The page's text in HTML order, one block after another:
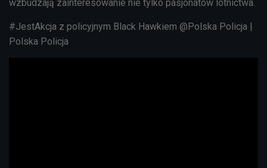
wzbudzają zainteresowanie nie tylko pasjonatów lotnictwa.
#JestAkcja z policyjnym Black Hawkiem @Polska Policja |
Polska Policja